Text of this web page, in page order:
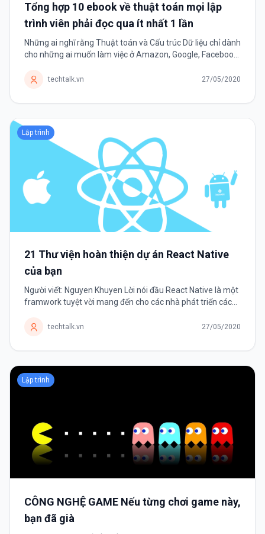
Tổng hợp 10 ebook về thuật toán mọi lập
trình viên phải đọc qua ít nhất 1 lần
Những ai nghĩ rằng Thuật toán và Cấu trúc Dữ liệu chỉ dành
cho những ai muốn làm việc ở Amazon, Google, Facebook,
tồn tại bền vững...
techtalk.vn 27/05/2020
Lập trình
21 Thư viện hoàn thiện dự án React Native
của bạn
Người viết: Nguyen Khuyen Lời nói đầu React Native là một
framwork tuyệt vời mang đến cho các nhà phát triển cách
danh sách dài các thư...
techtalk.vn 27/05/2020
Lập trình
CÔNG NGHỆ GAME Nếu từng chơi game này,
bạn đã già